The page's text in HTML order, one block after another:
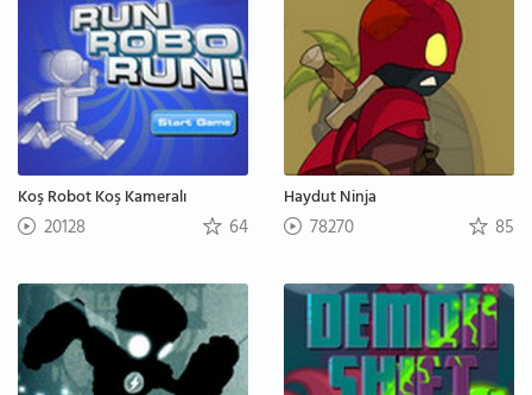
Koş Robot Koş Kameralı
20128 64
Haydut Ninja
78270 85